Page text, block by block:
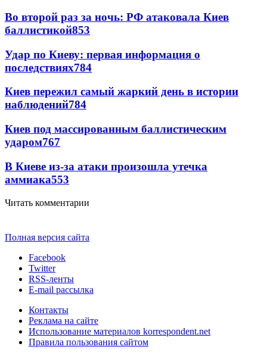
Во второй раз за ночь: РФ атаковала Киев
баллистикой853
Удар по Киеву: первая информация о
последствиях784
Киев пережил самый жаркий день в истории
наблюдений784
Киев под массированным баллистическим
ударом767
В Киеве из-за атаки произошла утечка
аммиака553
Читать комментарии
Полная версия сайта
Facebook
Twitter
RSS-ленты
E-mail рассылка
Контакты
Реклама на сайте
Использование материалов korrespondent.net
Правила пользования сайтом